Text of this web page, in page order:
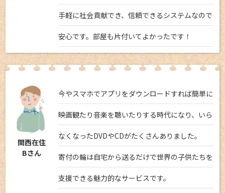
手軽に社会貢献でき、信頼できるシステムなので
安心です。部屋も片付いてよかったです！
関西在住
Bさん
今やスマホでアプリをダウンロードすれば簡単に
映画観たり音楽を聴いたりする時代になり、いら
なくなったDVDやCDがたくさんありました。
寄付の輪は自宅から送るだけで世界の子供たちを
支援できる魅力的なサービスです。